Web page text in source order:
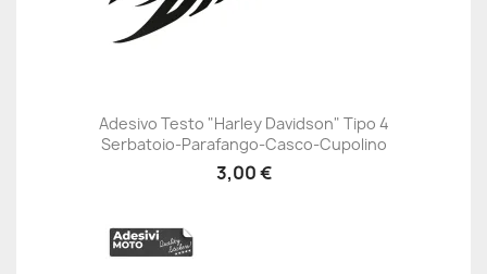
Adesivo Testo "Harley Davidson" Tipo 4
Serbatoio-Parafango-Casco-Cupolino
3,00 €